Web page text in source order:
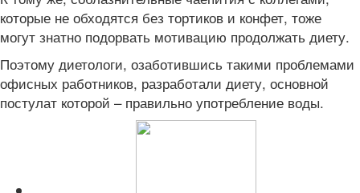
которые не обходятся без тортиков и конфет, тоже
могут знатно подорвать мотивацию продолжать диету.
Поэтому диетологи, озаботившись такими проблемами
офисных работников, разработали диету, основной
постулат которой – правильно употребление воды.